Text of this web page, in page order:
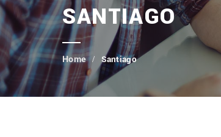
Partners
Clientes
SANTIAGO
Santiago